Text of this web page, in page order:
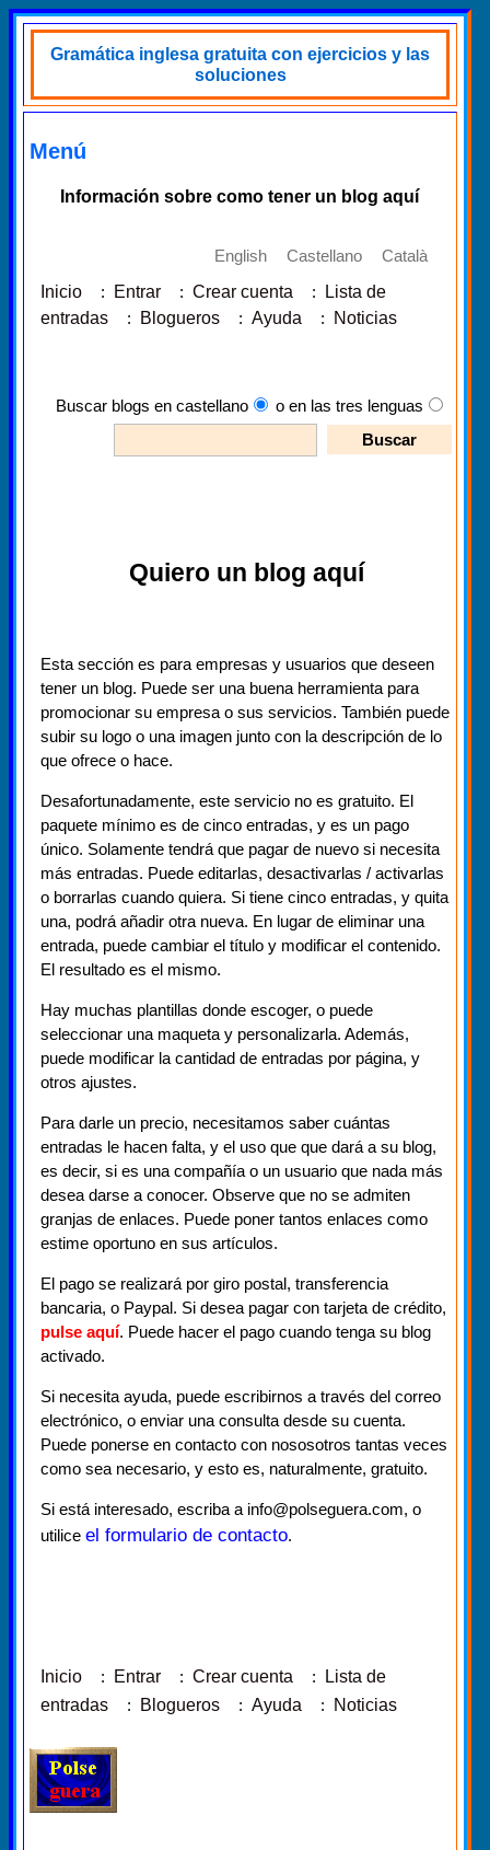
Gramática inglesa gratuita con ejercicios y las
soluciones
Menú
Información sobre como tener un blog aquí
English Castellano
Català
Inicio
: Entrar : Crear cuenta :
Lista de
entradas
: Blogueros : Ayuda : Noticias
Buscar blogs en castellano o en las tres lenguas
Quiero un blog aquí
Esta sección es para empresas y usuarios que deseen
tener un blog. Puede ser una buena herramienta para
promocionar su empresa o sus servicios. También puede
subir su logo o una imagen junto con la descripción de lo
que ofrece o hace.
Desafortunadamente, este servicio no es gratuito. El
paquete mínimo es de cinco entradas, y es un pago
único. Solamente tendrá que pagar de nuevo si necesita
más entradas. Puede editarlas, desactivarlas / activarlas
o borrarlas cuando quiera. Si tiene cinco entradas, y quita
una, podrá añadir otra nueva. En lugar de eliminar una
entrada, puede cambiar el título y modificar el contenido.
El resultado es el mismo.
Hay muchas plantillas donde escoger, o puede
seleccionar una maqueta y personalizarla. Además,
puede modificar la cantidad de entradas por página, y
otros ajustes.
Para darle un precio, necesitamos saber cuántas
entradas le hacen falta, y el uso que que dará a su blog,
es decir, si es una compañía o un usuario que nada más
desea darse a conocer. Observe que no se admiten
granjas de enlaces. Puede poner tantos enlaces como
estime oportuno en sus artículos.
El pago se realizará por giro postal, transferencia
bancaria, o Paypal. Si desea pagar con tarjeta de crédito,
pulse aquí. Puede hacer el pago cuando tenga su blog
activado.
Si necesita ayuda, puede escribirnos a través del correo
electrónico, o enviar una consulta desde su cuenta.
Puede ponerse en contacto con nososotros tantas veces
como sea necesario, y esto es, naturalmente, gratuito.
Si está interesado, escriba a info@polseguera.com, o
utilice el formulario de contacto.
Inicio : Entrar : Crear cuenta :
Lista de
entradas
: Blogueros : Ayuda : Noticias